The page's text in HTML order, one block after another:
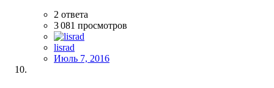
2 ответа
3 081 просмотров
lisrad
Июль 7, 2016